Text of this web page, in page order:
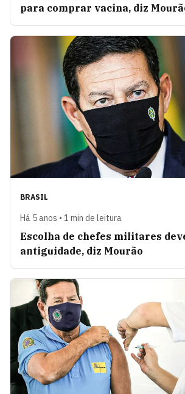
para comprar vacina, diz
BRASIL
Há 5 anos • 1 min de leitura
Escolha de chefes militares
antiguidade, diz Mourão